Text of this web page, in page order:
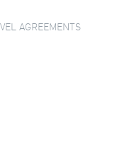
AGREEMENTS